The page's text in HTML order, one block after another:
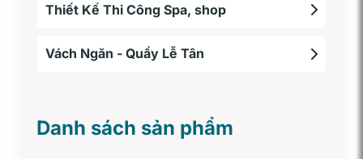
Thiết Kế Thi Công Spa, shop
Vách Ngăn - Quầy Lễ Tân
Danh sách sản phẩm